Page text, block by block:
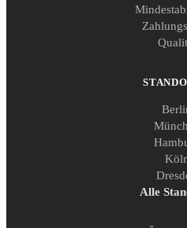
Alle